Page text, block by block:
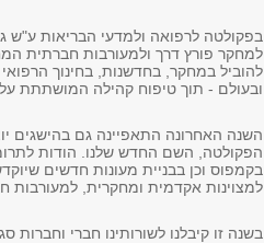
בפקולטה לרפואה ולמדעי הבריאות ע"ש
למחקר פורץ דרך ולמעורבות חברתית
להוביל במחקר, בחדשנות, בחינוך
ובעולם - תוך טיפוח קהילה המושתתת על
בקמפוס וכן בבניית מעונות חדשים
למצוינות אקדמית ומחקרית, למעורבות
בשנה זו קיבלנו לשורותינו חברי